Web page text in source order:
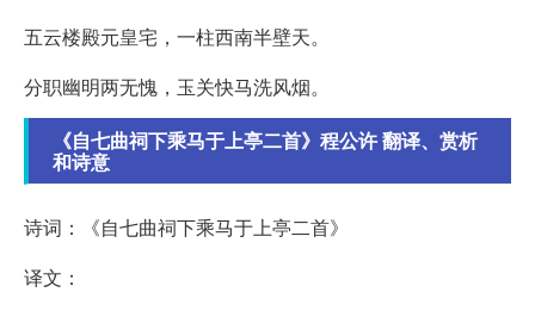
五云楼殿元皇宅，一柱西南半壁天。
分职幽明两无愧，玉关快马洗风烟。
《自七曲祠下乘马于上亭二首》程公许 翻译、赏析
和诗意
诗词：《自七曲祠下乘马于上亭二首》
译文：